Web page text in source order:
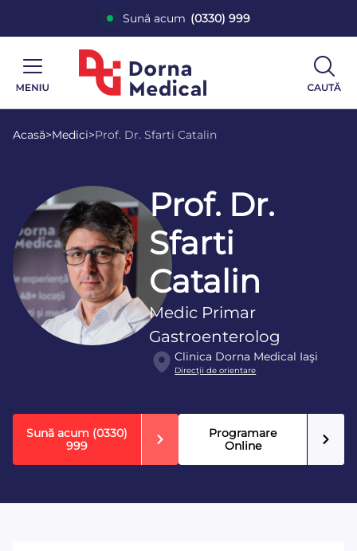
Sună acum (0330) 999
Acasă>Medici>Prof. Dr. Sfarti Catalin
Prof. Dr.
Sfarti
Catalin
Medic Primar
Gastroenterolog
Clinica Dorna Medical Iaşi
Direcţii de orientare
Sună acum (0330)
999
Programare
Online